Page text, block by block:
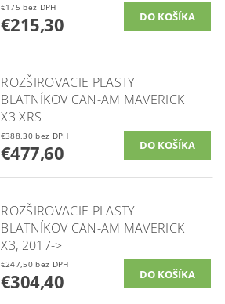
€175 bez DPH
€215,30
ROZŠIROVACIE PLASTY
BLATNÍKOV CAN-AM MAVERICK
X3 XRS
€388,30 bez DPH
€477,60
ROZŠIROVACIE PLASTY
BLATNÍKOV CAN-AM MAVERICK
X3, 2017->
€247,50 bez DPH
€304,40